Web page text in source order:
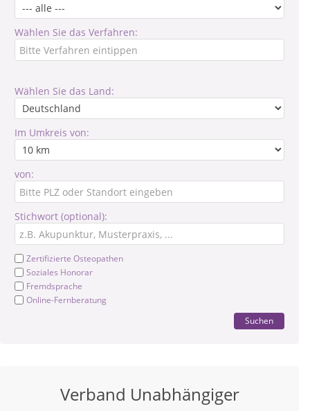
Wählen Sie das Verfahren:
Wählen Sie das Land:
Im Umkreis von:
von:
Stichwort (optional):
Zertifizierte Osteopathen
Soziales Honorar
Fremdsprache
Online-Fernberatung
Suchen
Verband Unabhängiger